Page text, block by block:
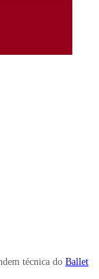
técnica do Ballet